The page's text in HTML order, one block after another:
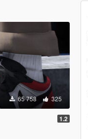
65 758 325
1.2